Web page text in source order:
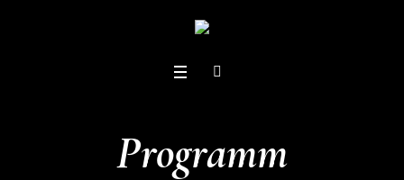
Programm